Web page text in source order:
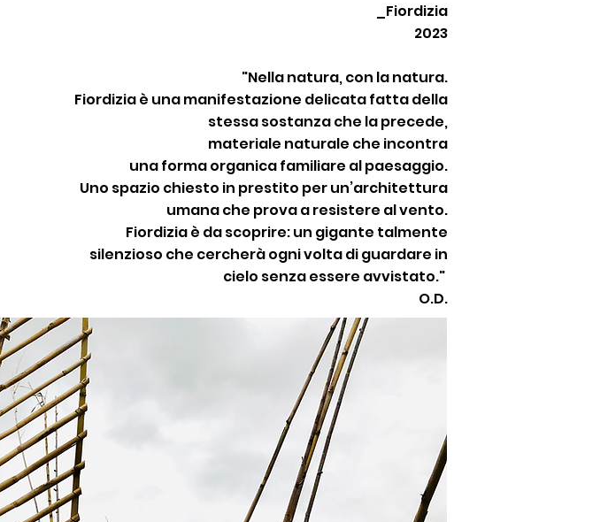
Fiordizia
2023
"Nella natura, con la natura.
Fiordizia è una manifestazione delicata fatta della
stessa sostanza che la precede,
materiale naturale che incontra
una forma organica familiare al paesaggio.
Uno spazio chiesto in prestito per un’architettura
umana che prova a resistere al vento.
Fiordizia è da scoprire: un gigante talmente
silenzioso che cercherà ogni volta di guardare in
cielo senza essere avvistato."
O.D.